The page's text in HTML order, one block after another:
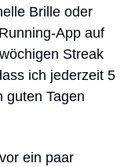
Brille oder
App auf
Streak
ich jederzeit 5
guten Tagen
ein paar